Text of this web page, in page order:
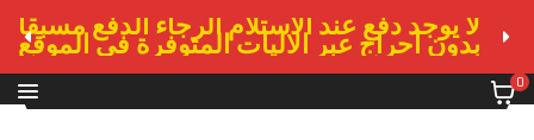
لا يوجد دفع عند الاستلام الرجاء الدفع مسبقا
بدون احراج عبر الاليات المتوفرة في الموقع
0